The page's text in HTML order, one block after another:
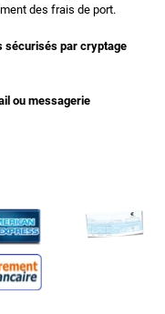
des frais de port.
sécurisés par cryptage
ou messagerie